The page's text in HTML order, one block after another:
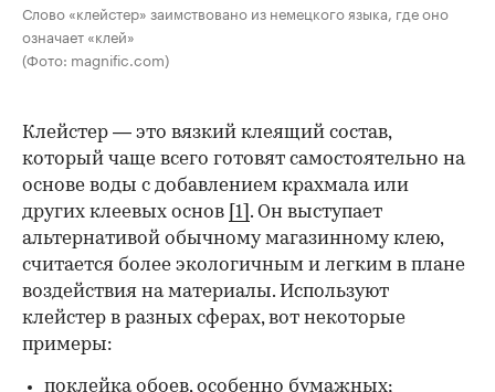
Слово «клейстер» заимствовано из немецкого языка, где оно
означает «клей»
(Фото: magnific.com)
00:00 / 00:00
Клейстер — это вязкий клеящий состав,
который чаще всего готовят самостоятельно на
основе воды с добавлением крахмала или
других клеевых основ [1] . Он выступает
альтернативой обычному магазинному клею,
считается более экологичным и легким в плане
воздействия на материалы. Используют
клейстер в разных сферах, вот некоторые
примеры:
поклейка обоев, особенно бумажных;